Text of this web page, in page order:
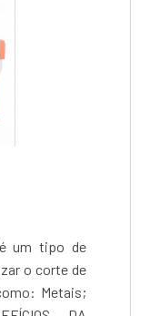
um tipo de
o corte de
Metais;